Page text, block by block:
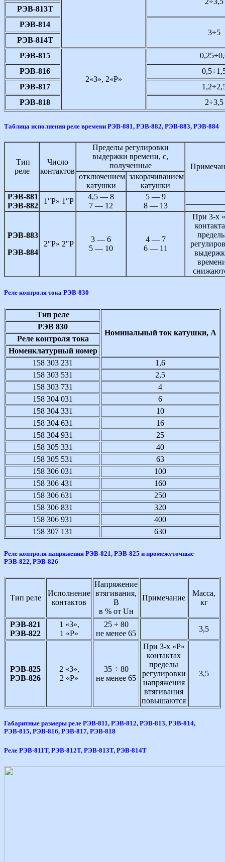
РЭВ-813Т
РЭВ-814
3÷5
РЭВ-814Т
РЭВ-815
2«З», 2«Р»
РЭВ-816
РЭВ-817
РЭВ-818
2÷3,5
Таблица исполнения реле времени РЭВ-881, РЭВ-882, РЭВ-883, РЭВ-884
Тип
реле
Число
контактов
Пределы регулировки
выдержки времени, с,
полученные
отключением
катушки
закорачиванием
катушки
РЭВ-881
РЭВ-882
1″Р» 1″Р
4,5 — 8
7 — 12
5 — 9
8 — 13
РЭВ-883
РЭВ-884
2″Р» 2″Р
3 — 6
5 — 10
4 — 7
6 — 11
При 3-х
Реле контроля тока РЭВ-830
Тип реле
Номинальный ток катушки, А
РЭВ 830
Реле контроля тока
Номенклатурный номер
158 303 231
1,6
158 303 531
2,5
158 303 731
4
158 304 031
6
158 304 331
10
158 304 631
16
158 304 931
25
158 305 331
40
158 305 531
63
158 306 031
100
158 306 431
160
158 306 631
250
158 306 831
320
158 306 931
400
158 307 131
630
Реле контроля напряжения РЭВ-821, РЭВ-825 и промежуточные
РЭВ-822, РЭВ-826
Тип реле
Исполнение
контактов
Напряжение
втягивания,
В
в % от Uн
Примечание
Масса,
кг
РЭВ-821
РЭВ-822
1 «З»,
1 «Р»
25 ÷ 80
не менее 65
3,5
РЭВ-825
РЭВ-826
2 «З»,
2 «Р»
35 ÷ 80
не менее 65
При 3-х «Р»
контактах
пределы
регулировки
напряжения
втягивания
повышаются
3,5
Габаритные размеры реле РЭВ-811, РЭВ-812, РЭВ-813, РЭВ-814,
РЭВ-815, РЭВ-816, РЭВ-817, РЭВ-818
Реле РЭВ-811Т, РЭВ-812Т, РЭВ-813Т, РЭВ-814Т